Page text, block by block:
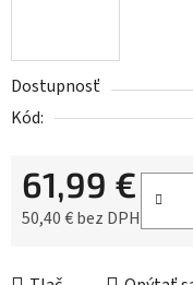
Dostupnosť
Kód:
61,99 €
50,40 € bez DPH